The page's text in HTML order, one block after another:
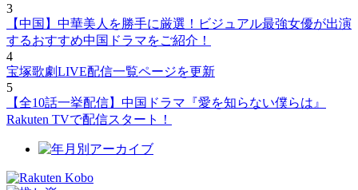
3
【中国】中華美人を勝手に厳選！ビジュアル最強女優が出演
するおすすめ中国ドラマをご紹介！
4
宝塚歌劇LIVE配信一覧ページを更新
5
【全10話一挙配信】中国ドラマ『愛を知らない僕らは』
Rakuten TVで配信スタート！